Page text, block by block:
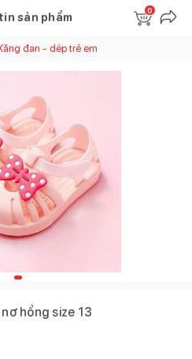
sản phẩm
0
đan - dép trẻ em
hồng size 13